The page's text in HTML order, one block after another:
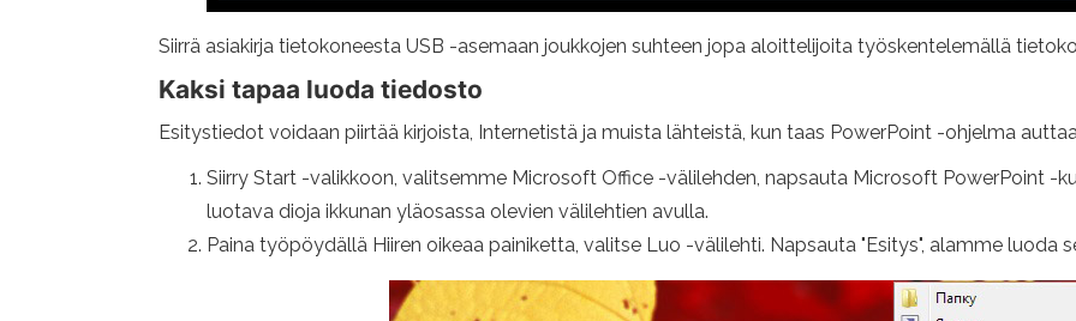
Siirrä asiakirja tietokoneesta USB -asemaan joukkojen suhteen jopa aloittelijoita työskentelemällä
Kaksi tapaa luoda tiedosto
Esitystiedot voidaan piirtää kirjoista, Internetistä ja muista lähteistä, kun taas PowerPoint -ohjelma
Siirry Start -valikkoon, valitsemme Microsoft Office -välilehden, napsauta Microsoft PowerPoint -
luotava dioja ikkunan yläosassa olevien välilehtien avulla.
Paina työpöydällä Hiiren oikeaa painiketta, valitse Luo -välilehti. Napsauta "Esitys", alamme luoda